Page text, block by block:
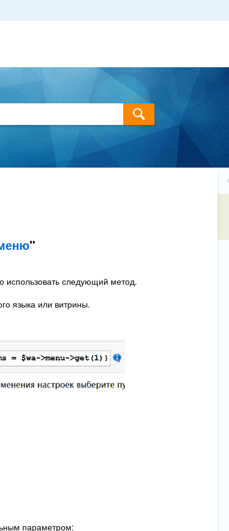
"
использовать следующий метод.
языка или витрины.
параметром: